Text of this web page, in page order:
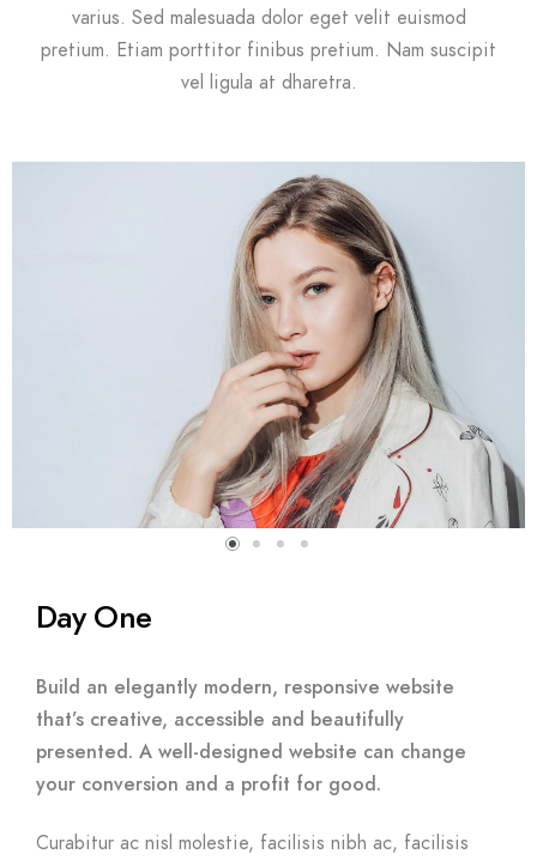
varius. Sed malesuada dolor eget velit euismod
pretium. Etiam porttitor finibus pretium. Nam suscipit
vel ligula at dharetra.
Day One
Build an elegantly modern, responsive website
that’s creative, accessible and beautifully
presented. A well-designed website can change
your conversion and a profit for good.
Curabitur ac nisl molestie, facilisis nibh ac, facilisis